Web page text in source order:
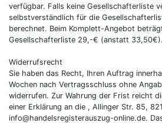
verfügbar. Falls keine Gesellschafterliste
selbstverständlich für die
berechnet. Beim Komplett-Angebot
Gesellschafterliste 29,-€ (anstatt 33,50€).
Widerrufsrecht
Sie haben das Recht, Ihren Auftrag
Wochen nach Vertragsschluss ohne
widerrufen. Zur Wahrung der Frist reicht
einer Erklärung an die , Allinger Str. 85,
info@handelsregisterauszug-online.de.